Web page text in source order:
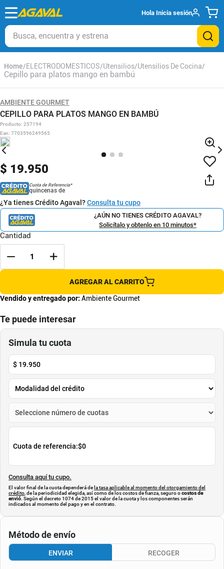
Hola Inicia sesión
Busca, encuentra y estrena
ELECTRODOMESTICOS Utensilios Utensilios De Cocina
Cepillo para platos mango en bambú
AMBIENTE GOURMET
CEPILLO PARA PLATOS MANGO EN BAMBÚ
Producto: 257194
Ean: 7703596249565
$ 19.950
Cuota de Referencia*
quincenas de
¿Ya tienes Crédito Agaval?Consulta tu cupo
¿AÚN NO TIENES CRÉDITO AGAVAL?
Solicítalo y obtenlo en 10 minutos*
Cantidad
AGREGAR AL CARRITO
Vendido y entregado por: Ambiente Gourmet
Te puede interesar
Simula tu cuota
$ 19.950
Cuota de referencia:$0
Consulta aquí tu cupo.
El valor final de la cuota dependerá de la tasa aplicable al momento del otorgamiento del
crédito , de la periodicidad elegida, así como de los costos de fianza, seguro ocostos de
envió. Según el decreto 1074 de 2015 el valor de la cuota y los componentes serán
indicados al momento del pago y en el contrato.
Método de envío
ENVIAR RECOGER